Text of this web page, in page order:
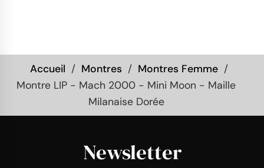
Accueil Montres
Montres Femme
Montre LIP - Mach 2000 - Mini Moon - Maille
Milanaise Dorée
Newsletter